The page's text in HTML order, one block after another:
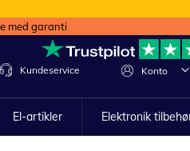
med garanti
Konto
Kundeservice
El-artikler Elektronik